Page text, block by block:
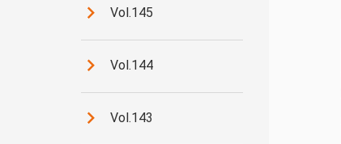
Vol.145
Vol.144
Vol.143